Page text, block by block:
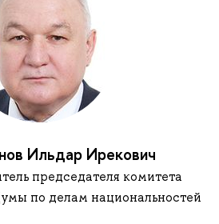
Ильдар Ирекович
председателя комитета
по делам национальностей